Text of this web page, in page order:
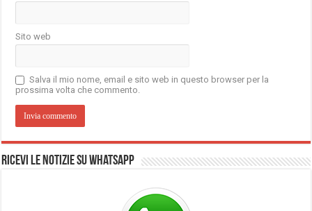
Sito web
Salva il mio nome, email e sito web in questo browser per la
prossima volta che commento.
Ricevi le notizie su Whatsapp